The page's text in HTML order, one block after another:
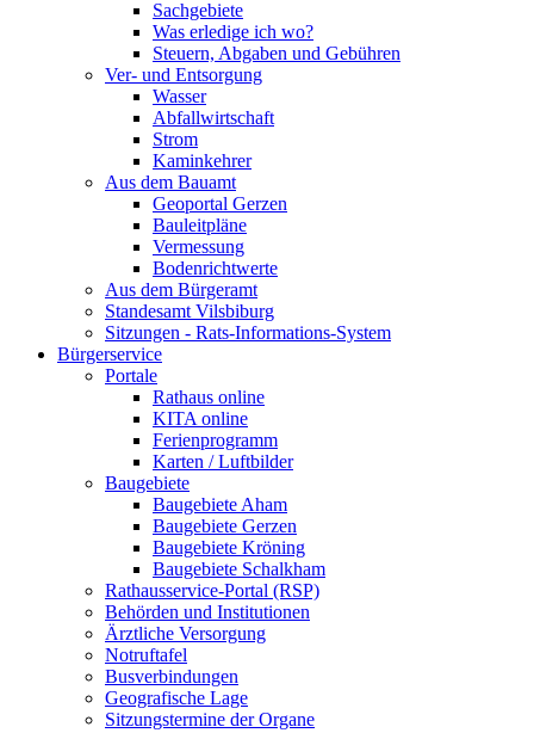
Sachgebiete
Was erledige ich wo?
Steuern, Abgaben und Gebühren
Ver- und Entsorgung
Wasser
Abfallwirtschaft
Strom
Kaminkehrer
Aus dem Bauamt
Geoportal Gerzen
Bauleitpläne
Vermessung
Bodenrichtwerte
Aus dem Bürgeramt
Standesamt Vilsbiburg
Sitzungen - Rats-Informations-System
Bürgerservice
Portale
Rathaus online
KITA online
Ferienprogramm
Karten / Luftbilder
Baugebiete
Baugebiete Aham
Baugebiete Gerzen
Baugebiete Kröning
Baugebiete Schalkham
Rathausservice-Portal (RSP)
Behörden und Institutionen
Ärztliche Versorgung
Notruftafel
Busverbindungen
Geografische Lage
Sitzungstermine der Organe